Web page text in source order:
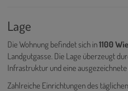
Lage
Die Wohnung befindet sich in1100
Landgutgasse. Die Lage überzeugt
Infrastruktur und eine
Zahlreiche Einrichtungen des